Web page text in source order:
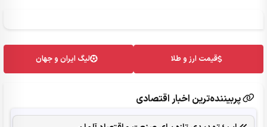
قیمت ارز و طلا لیگ ایران و جهان
پربیننده‌ترین اخبار اقتصادی